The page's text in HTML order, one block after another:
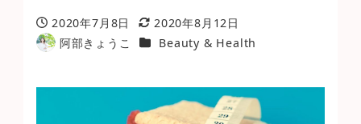
投稿日
2020年7月8日
更新日
2020年8月12日
著
阿部きょうこ カテゴリー
Beauty & Health